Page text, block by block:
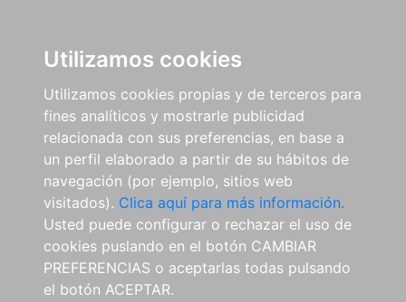
Utilizamos cookies
Utilizamos cookies propias y de terceros para
fines analíticos y mostrarle publicidad
relacionada con sus preferencias, en base a
un perfil elaborado a partir de su hábitos de
navegación (por ejemplo, sitios web
visitados). Clica aquí para más información.
Usted puede configurar o rechazar el uso de
cookies puslando en el botón CAMBIAR
PREFERENCIAS o aceptarlas todas pulsando
el botón ACEPTAR.